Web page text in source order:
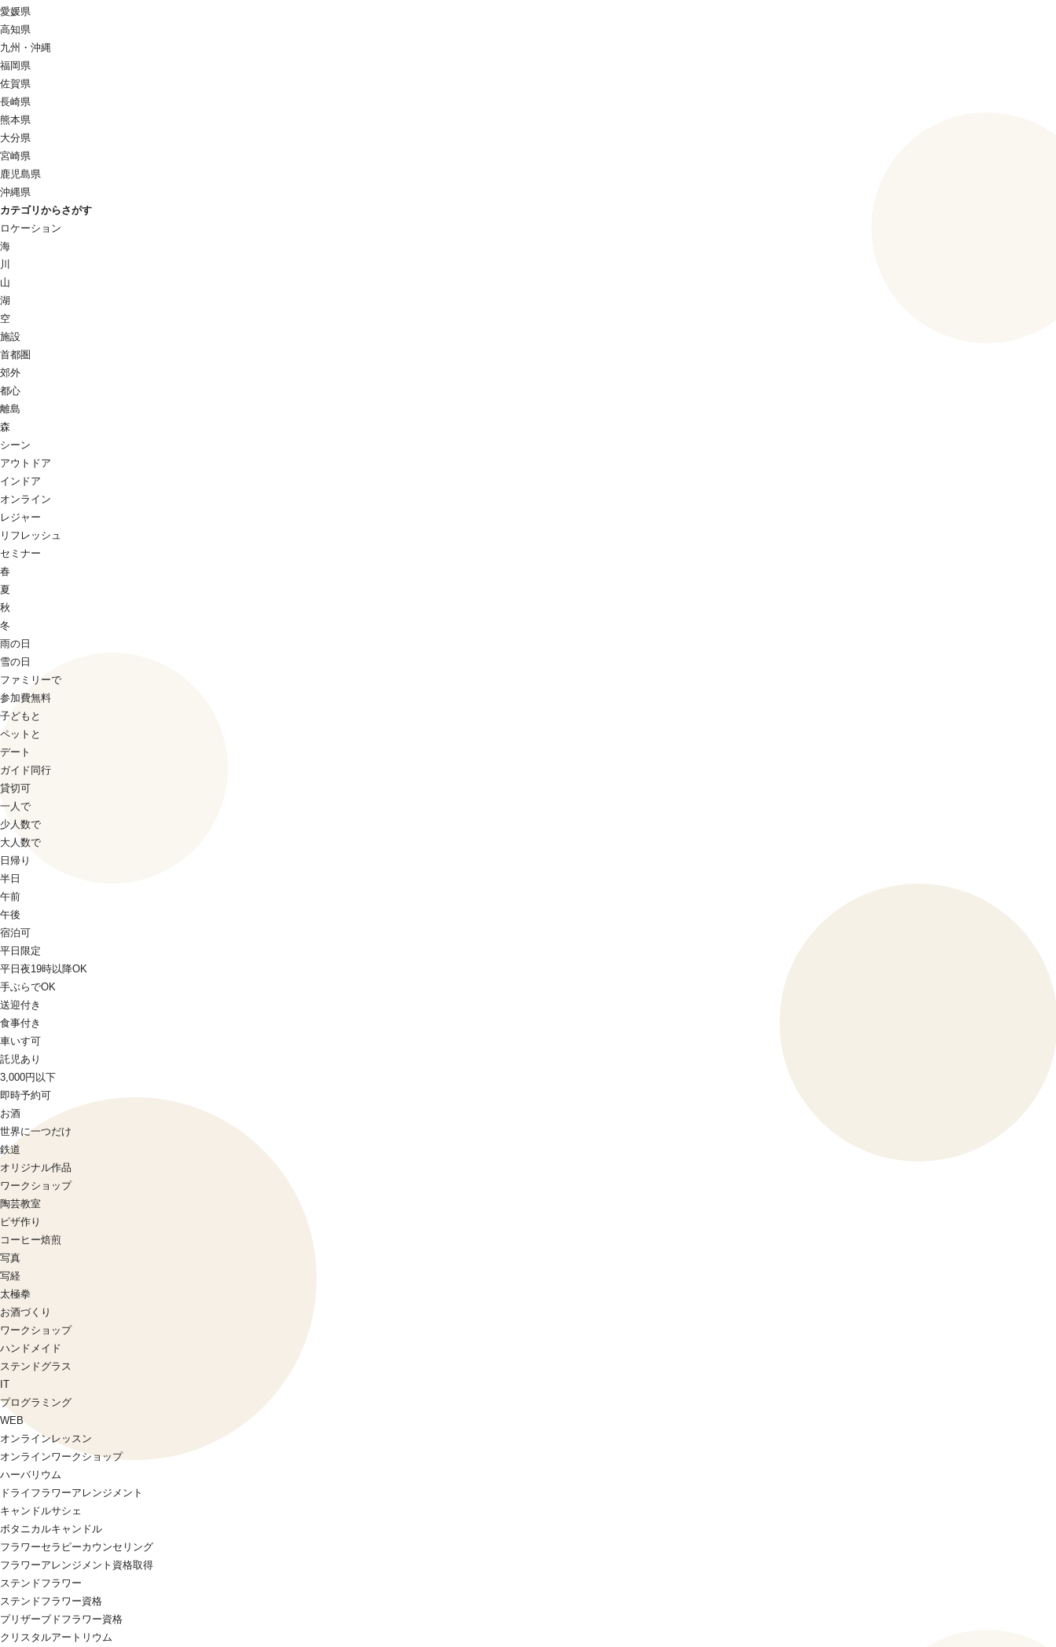
愛媛県
高知県
九州・沖縄
福岡県
佐賀県
長崎県
熊本県
大分県
宮崎県
鹿児島県
沖縄県
カテゴリからさがす
ロケーション
海
川
山
湖
空
施設
首都圏
郊外
都心
離島
森
シーン
アウトドア
インドア
オンライン
レジャー
リフレッシュ
セミナー
春
夏
秋
冬
雨の日
雪の日
ファミリーで
参加費無料
子どもと
ペットと
デート
ガイド同行
貸切可
一人で
少人数で
大人数で
日帰り
半日
午前
午後
宿泊可
平日限定
平日夜19時以降OK
手ぶらでOK
送迎付き
食事付き
車いす可
託児あり
3,000円以下
即時予約可
お酒
世界に一つだけ
鉄道
オリジナル作品
ワークショップ
陶芸教室
ピザ作り
コーヒー焙煎
写真
写経
太極拳
お酒づくり
ワークショップ
ハンドメイド
ステンドグラス
IT
プログラミング
WEB
オンラインレッスン
オンラインワークショップ
ハーバリウム
ドライフラワーアレンジメント
キャンドルサシェ
ボタニカルキャンドル
フラワーセラピーカウンセリング
フラワーアレンジメント資格取得
ステンドフラワー
ステンドフラワー資格
プリザーブドフラワー資格
クリスタルアートリウム